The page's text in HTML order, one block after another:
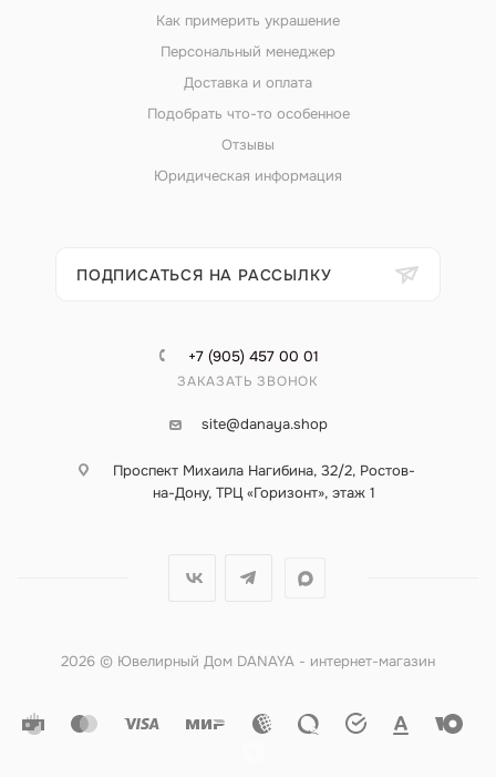
Как примерить украшение
Персональный менеджер
Доставка и оплата
Подобрать что-то особенное
Отзывы
Юридическая информация
ПОДПИСАТЬСЯ НА РАССЫЛКУ
+7 (905) 457 00 01
ЗАКАЗАТЬ ЗВОНОК
site@danaya.shop
Проспект Михаила Нагибина, 32/2, Ростов-
на-Дону, ТРЦ «Горизонт», этаж 1
2026 © Ювелирный Дом DANAYA - интернет-магазин